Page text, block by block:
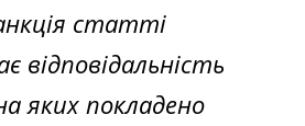
статті
відповідальність
яких покладено